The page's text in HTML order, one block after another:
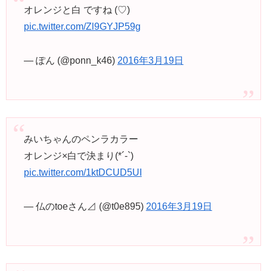
オレンジと白 ですね (♡)
pic.twitter.com/Zl9GYJP59g
— ぽん (@ponn_k46) 2016年3月19日
みいちゃんのペンラカラー
オレンジ×白で決まり(*´-`)
pic.twitter.com/1ktDCUD5UI
— 仏のtoeさん⊿ (@t0e895) 2016年3月19日